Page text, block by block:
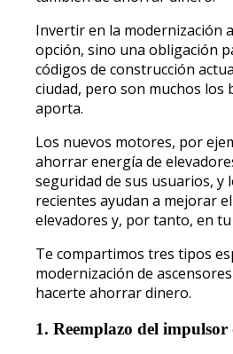
Invertir en la modernización
opción, sino una obligación
códigos de construcción
ciudad, pero son muchos los
aporta.
Los nuevos motores, por
ahorrar energía de
seguridad de sus usuarios, y
recientes ayudan a mejorar
elevadores y, por tanto, en tu
Te compartimos tres tipos
modernización de
hacerte ahorrar dinero.
1. Reemplazo del